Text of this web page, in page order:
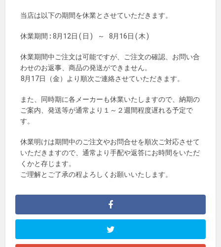
当店は以下の期間を休業とさせていただきます。
休業期間:8月12日(日) ～ 8月16日(木)
休業期間中ご注文は可能ですが、ご注文の確認、お問い合
わせのお返事、商品の発送ができません。
8月17日（金）より順次ご連絡させていただきます。
また、同時期に各メーカーも休業いたしますので、納期の
ご案内、発送等が通常より１～２週間程度遅れる予定で
す。
休業明けは期間中のご注文やお問合せを順次ご対応させて
いただきますので、通常より手配や返答にお時間をいただ
くかと存じます。
ご理解とご了承の程よろしくお願いいたします。